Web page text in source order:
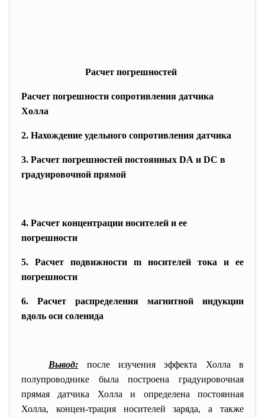
Расчет погрешностей
Расчет погрешности сопротивления датчика
Холла
2. Нахождение удельного сопротивления датчика
3. Расчет погрешностей постоянных DА и DС в
градуировочной прямой
4. Расчет концентрации носителей и ее
погрешности
5. Расчет подвижности m носителей тока и ее
погрешности
6. Расчет распределения магнитной индукции
вдоль оси соленида
Вывод: после изучения эффекта Холла в
полупроводнике была построена градуировочная
прямая датчика Холла и определена постоянная
Холла, концен-трация носителей заряда, а также